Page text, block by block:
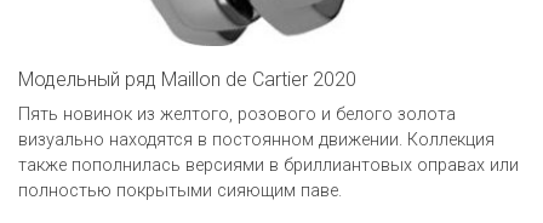
Модельный ряд Maillon de Cartier 2020
Пять новинок из желтого, розового и белого золота
визуально находятся в постоянном движении. Коллекция
также пополнилась версиями в бриллиантовых оправах или
полностью покрытыми сияющим паве.